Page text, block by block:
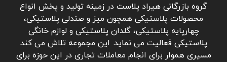
گروه بازرگانی هیراد پلاست در زمینه تولید و پخش انواع
محصولات پلاستیکی همچون میز و صندلی پلاستیکی،
چهارپایه پلاستیکی، گلدان پلاستیکی و لوازم خانگی
پلاستیکی فعالیت می نماید. این مجموعه تلاش می کند
مسیری هموار برای انجام معاملات تجاری در این حوزه برای